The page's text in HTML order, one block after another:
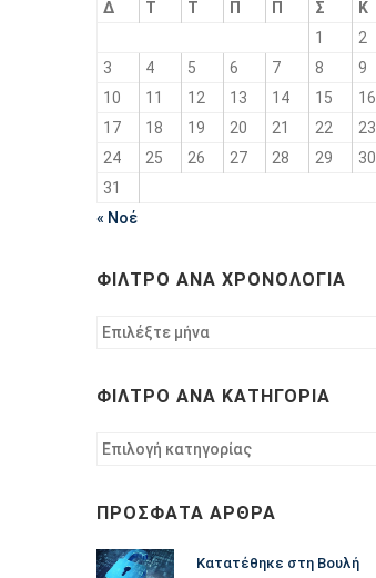
Δ
Τ Τ Π Π Σ
Κ
1
2
3
4 5 6 7 8
9
10
11 12 13 14 15
16
17
18 19 20 21 22
23
24
25 26 27 28 29
30
31
« Νοέ
ΦΊΛΤΡΟ ΑΝΆ ΧΡΟΝΟΛΟΓΊΑ
Φίλτρο
ΦΊΛΤΡΟ ΑΝΆ ΚΑΤΗΓΟΡΊΑ
Φίλτρο
ΠΡΌΣΦΑΤΑ ΆΡΘΡΑ
Κατατέθηκε στη Βουλή